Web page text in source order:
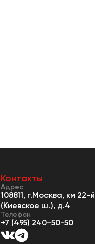
Контакты
Адрес
108811, г.Москва, км 22-й
(Киевское ш.), д.4
Телефон
+7 (495) 240-50-50